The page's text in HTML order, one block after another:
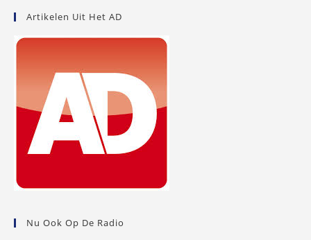
Artikelen Uit Het AD
Nu Ook Op De Radio